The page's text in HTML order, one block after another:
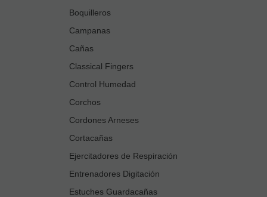
Boquilleros
Campanas
Cañas
Classical Fingers
Control Humedad
Corchos
Cordones Arneses
Cortacañas
Ejercitadores de Respiración
Entrenadores Digitación
Estuches Guardacañas